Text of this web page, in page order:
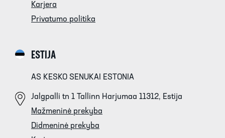
Karjera
Privatumo politika
ESTIJA
AS KESKO SENUKAI ESTONIA
Jalgpalli tn 1 Tallinn Harjumaa 11312, Estija
Mažmeninė prekyba
Didmeninė prekyba